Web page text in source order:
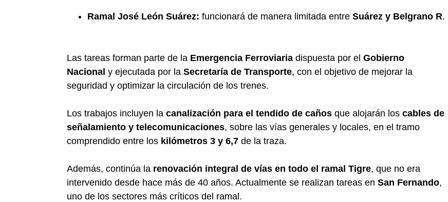
Ramal José León Suárez: funcionará de manera limitada entre Suárez y Belgrano R.
Las tareas forman parte de la Emergencia Ferroviaria dispuesta por el Gobierno
Nacional y ejecutada por la Secretaría de Transporte, con el objetivo de mejorar la
seguridad y optimizar la circulación de los trenes.
Los trabajos incluyen la canalización para el tendido de caños que alojarán los cables de
señalamiento y telecomunicaciones, sobre las vías generales y locales, en el tramo
comprendido entre los kilómetros 3 y 6,7 de la traza.
Además, continúa la renovación integral de vías en todo el ramal Tigre, que no era
intervenido desde hace más de 40 años. Actualmente se realizan tareas en San Fernando,
uno de los sectores más críticos del ramal.